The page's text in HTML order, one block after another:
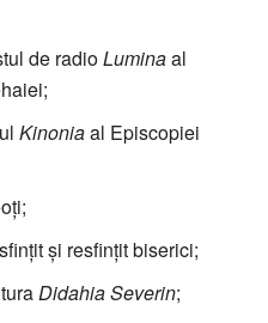
de radioLuminaal
Kinoniaal Episcopiei
și resfințit biserici;
Didahia Severin;